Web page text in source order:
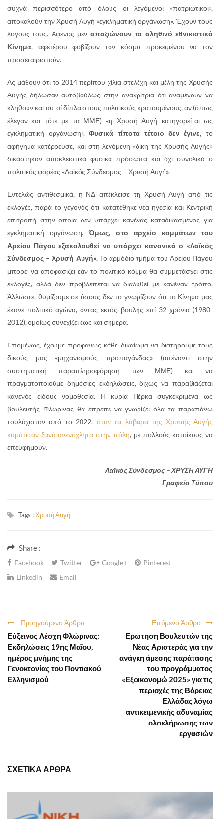
συχνά περισσότερο από όλους οι λεγόμενοι «πατριωτικοί»,
αποκαλούν την Χρυσή Αυγή «εγκληματική οργάνωση». Έχουν τους
λόγους τους. Αφενός μεναπαξιώνουν το αληθινό εθνικιστικό
Κίνημα, αφετέρου φοβίζουν τον κόσμο προκειμένου να τον
προσεταιριστούν.
Ας μάθουν ότι το 2014 περίπου χίλια στελέχη και μέλη της Χρυσής
Αυγής δήλωσαν αυτοβούλως στην ανακρίτρια ότι αναμένουν να
κληθούν και αυτοί δίπλα στους πολιτικούς κρατουμένους, αν (όπως
έλεγαν και τότε με τα ΜΜΕ) «η Χρυσή Αυγή κατηγορείται ως
εγκληματική οργάνωση».Φυσικά τίποτα τέτοιο δεν έγινε,το
αφήγημα κατέρρευσε, και στη λεγόμενη «δίκη της Χρυσής Αυγής»
δικάστηκαν αποκλειστικά φυσικά πρόσωπα και όχι συνολικά ο
πολιτικός φορέας «Λαϊκός Σύνδεσμος – Χρυσή Αυγή».
Εντελώς αντιθεσμικά, η ΝΔ απέκλεισε τη Χρυσή Αυγή από τις
εκλογές, παρά το γεγονός ότι κατατέθηκε νέα ηγεσία και Κεντρική
επιτροπή στην οποία δεν υπάρχει κανένας καταδικασμένος για
εγκληματική οργάνωση.Όμως, στο αρχείο κομμάτων του
Αρείου Πάγου εξακολουθεί να υπάρχει κανονικά ο «Λαϊκός
Σύνδεσμος – Χρυσή Αυγή». Το αρμόδιο τμήμα του Αρείου Πάγου
μπορεί να αποφασίζει εάν το πολιτικό κόμμα θα συμμετάσχει στις
εκλογές, αλλά δεν προβλέπεται να διαλυθεί με κανέναν τρόπο.
Άλλωστε, θυμίζουμε σε όσους δεν το γνωρίζουν ότι το Κίνημα μας
έκανε πολιτικό αγώνα, όντας εκτός βουλής επί 32 χρόνια (1980-
2012), ομοίως συνεχίζει έως και σήμερα.
Επομένως, έχουμε προφανώς κάθε δικαίωμα να διατηρούμε τους
δικούς μας «μηχανισμούς προπαγάνδας» (απέναντι στην
συστηματική παραπληροφόρηση των ΜΜΕ) και να
πραγματοποιούμε δημόσιες εκδηλώσεις, δίχως να παραβιάζεται
κανενός είδους νομοθεσία. Η κυρία Πέρκα συγκεκριμένα ως
βουλευτής Φλώρινας θα έπρεπε να γνωρίζει όλα τα παραπάνω
τουλάχιστον από το 2022, όταν τα λάβαρα της Χρυσής Αυγής
κυμάτισαν ξανά ανενόχλητα στην πόλη, με πολλούς κατοίκους να
επευφημούν.
Λαϊκός Σύνδεσμος – ΧΡΥΣΗ ΑΥΓΗ
Γραφείο Τύπου
Tags :Χρυσή Αυγή
Share :
Facebook Twitter Google+
Pinterest
Linkedin
Email
Επόμενο Άρθρο
Ερώτηση Βουλευτών της
Νέας Αριστεράς για την
ανάγκη άμεσης παράτασης
του προγράμματος
«Εξοικονομώ 2025» για τις
περιοχές της Βόρειας
Ελλάδας λόγω
αντικειμενικής αδυναμίας
ολοκλήρωσης των
εργασιών
Προηγούμενο Άρθρο
Εύξεινος Λέσχη Φλώρινας:
Εκδηλώσεις 19ης Μαΐου,
ημέρας μνήμης της
Γενοκτονίας του Ποντιακού
Ελληνισμού
ΣΧΕΤΙΚΑ ΑΡΘΡΑ